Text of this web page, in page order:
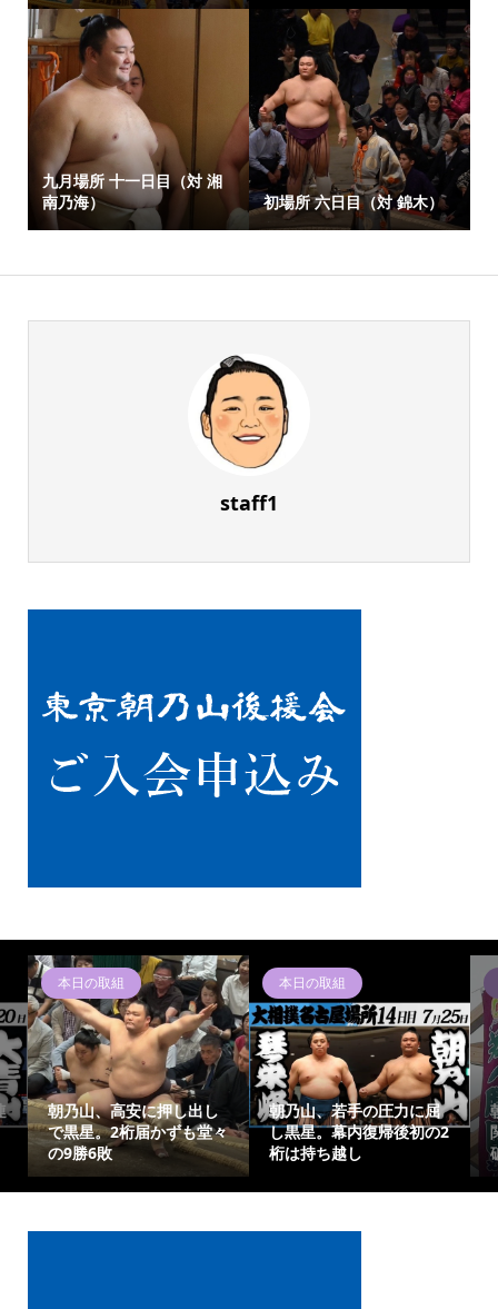
九月場所 十一日目（対 湘
南乃海）
初場所 六日目（対 錦木）
staff1
手の圧力に屈
内復帰後初の2
朝乃山ニュース
朝乃山、千秋楽は元大
関・高安と激突！難敵撃
破で有終の美を
朝乃山、14日目
琴栄峰戦！二桁